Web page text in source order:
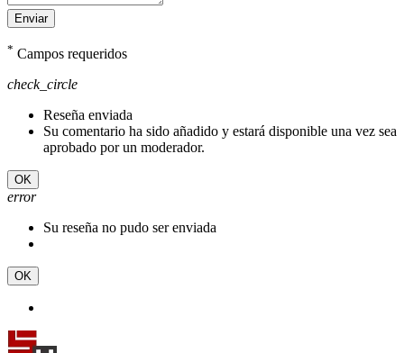
Enviar
* Campos requeridos
check_circle
Reseña enviada
Su comentario ha sido añadido y estará disponible una vez sea
aprobado por un moderador.
OK
error
Su reseña no pudo ser enviada
OK